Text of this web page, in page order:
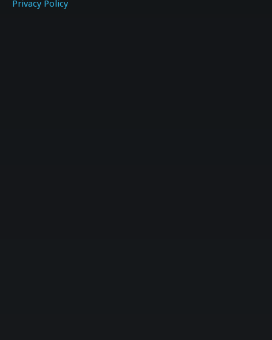
Privacy Policy